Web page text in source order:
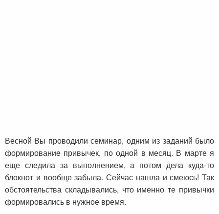
Весной Вы проводили семинар, одним из заданий было
формирование привычек, по одной в месяц. В марте я
еще следила за выполнением, а потом дела куда-то
блокнот и вообще забыла. Сейчас нашла и смеюсь! Так
обстоятельства складывались, что именно те привычки
формировались в нужное время.